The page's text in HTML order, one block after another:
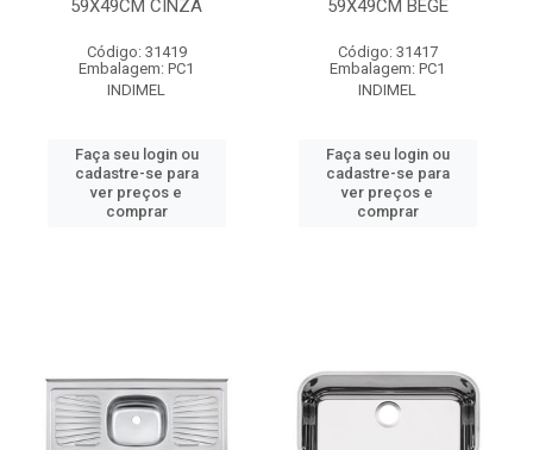
59X49CM CINZA
Código: 31419
Embalagem: PC1
INDIMEL
Faça seu login ou
cadastre-se para
ver preços e
comprar
59X49CM BEGE
Código: 31417
Embalagem: PC1
INDIMEL
Faça seu login ou
cadastre-se para
ver preços e
comprar